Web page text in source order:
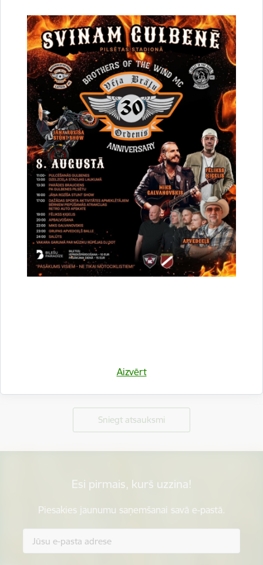
Aizvērt
Saistītas tēmas
Aktualitātes: sociālais pakalpojums ģimenes atbalsta centrs
Stāķi 11 Sociālie un veselības jautājumi
Drukāt lapu
Dalīties
Vai šī informācija bija noderīga?
Sniegt atsauksmi
Esi pirmais, kurš uzzina!
Piesakies jaunumu saņemšanai savā e-pastā.